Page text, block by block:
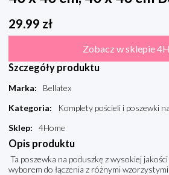
29.99 zł
Zobacz w sklepie
Szczegóły produktu
Marka:
Bellatex
Kategoria:
Komplety pościeli i poszewki
Sklep: 4Home
Opis produktu
Ta poszewka na poduszkę z wysokiej
wyborem do łączenia z różnymi